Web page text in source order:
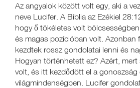
Az angyalok között volt egy, aki a
neve Lucifer. A Biblia az Ezékiel
hogy ő tökéletes volt
és magas pozícióban volt. Azonban
kezdtek rossz gondolatai lenni és
Hogyan történhetett ez? Azért, mert
volt, és itt kezdődött el a gonoszság
világmindenségben. Lucifer